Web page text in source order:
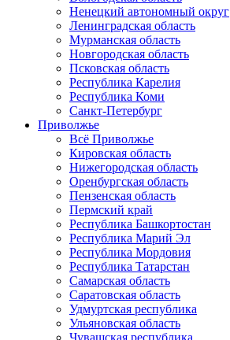
Ненецкий автономный округ
Ленинградская область
Мурманская область
Новгородская область
Псковская область
Республика Карелия
Республика Коми
Санкт-Петербург
Приволжье
Всё Приволжье
Кировская область
Нижегородская область
Оренбургская область
Пензенская область
Пермский край
Республика Башкортостан
Республика Марий Эл
Республика Мордовия
Республика Татарстан
Самарская область
Саратовская область
Удмуртская республика
Ульяновская область
Чувашская республика